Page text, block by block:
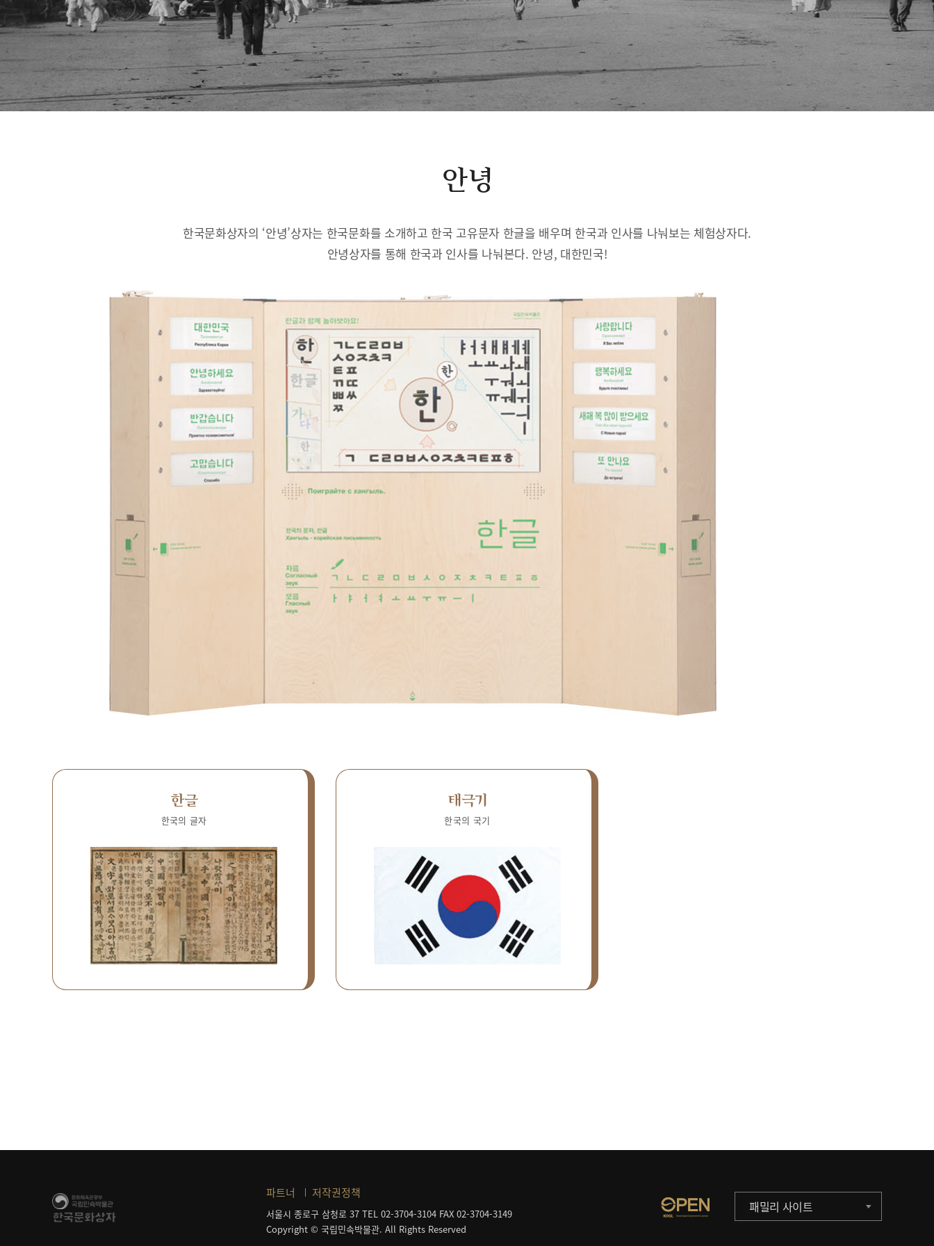
안녕
한국문화상자의 ‘안녕’상자는 한국문화를 소개하고 한국 고유문자 한글을 배우며 한국과 인사를 나눠보는 체험상자다.
안녕상자를 통해 한국과 인사를 나눠본다. 안녕, 대한민국!
한글
한국의 글자
태극기
한국의 국기
파트너 저작권정책
서울시 종로구 삼청로 37 TEL 02-3704-3104 FAX 02-3704-3149
Copyright © 국립민속박물관. All Rights Reserved
패밀리 사이트